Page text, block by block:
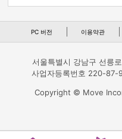
PC 버전 이용약관
서울특별시 강남구 선릉
사업자등록번호 220-
Copyright © Move